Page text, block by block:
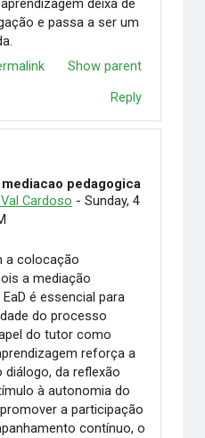
deixa de
e passa a ser um
Show parent
Reply
pedagogica
Cardoso - Sunday, 4
a colocação
a mediação
é essencial para
do processo
do tutor como
reforça a
da reflexão
à autonomia do
a participação
contínuo, o